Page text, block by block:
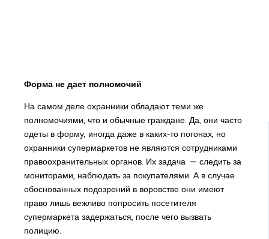
Форма не дает полномочий
На самом деле охранники обладают теми же
полномочиями, что и обычные граждане. Да, они часто
одеты в форму, иногда даже в каких-то погонах, но
охранники супермаркетов не являются сотрудниками
правоохранительных органов. Их задача — следить за
мониторами, наблюдать за покупателями. А в случае
обоснованных подозрений в воровстве они имеют
право лишь вежливо попросить посетителя
супермаркета задержаться, после чего вызвать
полицию.